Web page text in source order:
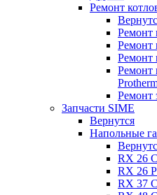
Ремонт
Ремонт
Ремонт
Ремонт
Ремонт
Ремонт
Запчасти SIME
Вернутся
Напольные
RX 26
RX 26
RX 37